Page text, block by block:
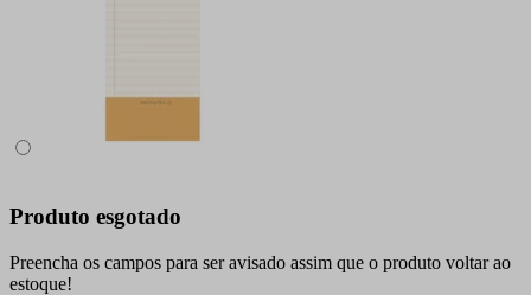
Produto esgotado
Preencha os campos para ser avisado assim que o produto voltar ao
estoque!